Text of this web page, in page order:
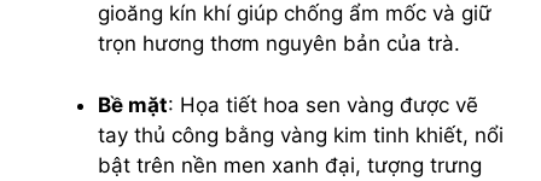
gioăng kín khí giúp chống ẩm mốc và giữ
trọn hương thơm nguyên bản của trà.
Bề mặt: Họa tiết hoa sen vàng được vẽ
tay thủ công bằng vàng kim tinh khiết, nổi
bật trên nền men xanh đại, tượng trưng